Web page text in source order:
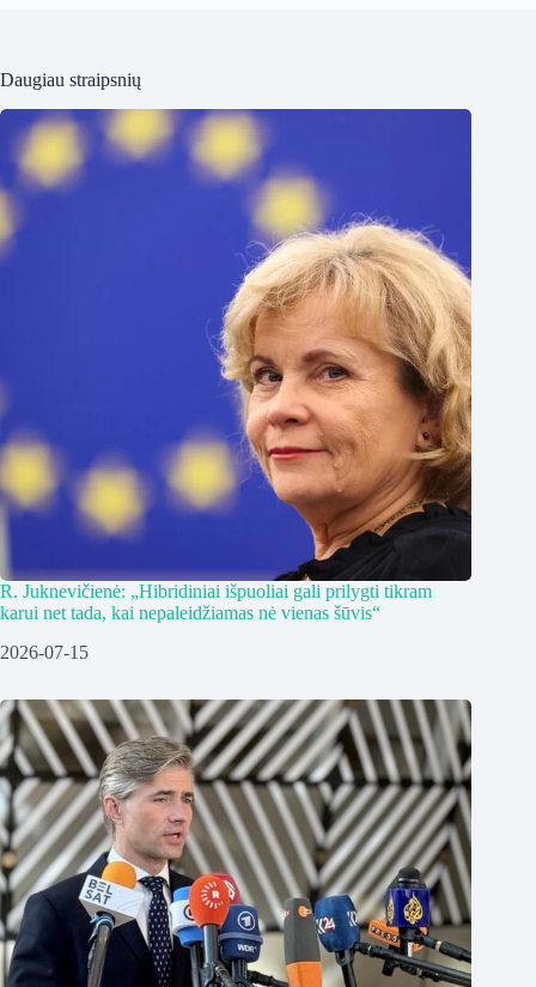
Daugiau straipsnių
R. Juknevičienė: „Hibridiniai išpuoliai gali prilygti tikram
karui net tada, kai nepaleidžiamas nė vienas šūvis“
2026-07-15